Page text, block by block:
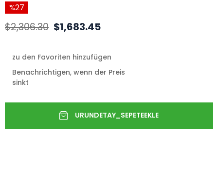
27
$2,306.30 $1,683.45
zu den Favoriten hinzufügen
Benachrichtigen, wenn der Preis
sinkt